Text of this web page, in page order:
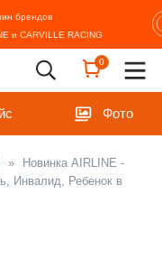
брендов
и CARVILLE RACING
0
Фото
»
Новинка AIRLINE -
Инвалид, Ребенок в